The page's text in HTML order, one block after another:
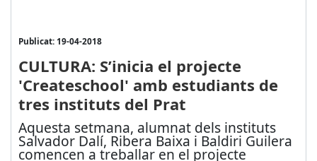
Publicat: 19-04-2018
CULTURA: S’inicia el projecte
'Createschool' amb estudiants de
tres instituts del Prat
Aquesta setmana, alumnat dels instituts
Salvador Dalí, Ribera Baixa i Baldiri Guilera
comencen a treballar en el projecte